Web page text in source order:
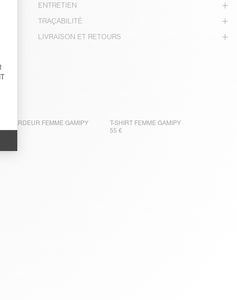
ENTRETIEN
TRAÇABILITÉ
LIVRAISON ET RETOURS
DÉBARDEUR FEMME GAMIPY
40 €
T-SHIRT FEMME GAMIPY
55 €